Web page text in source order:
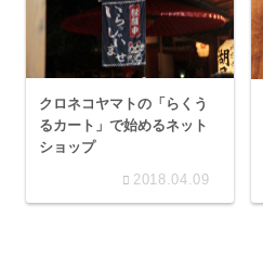
クロネコヤマトの「らくう
るカート」で始めるネット
ショップ
2018.04.09